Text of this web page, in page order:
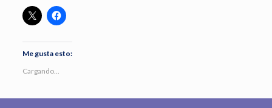
Me gusta esto:
Cargando...